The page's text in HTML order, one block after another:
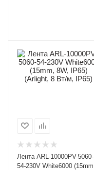
Лента ARL-10000PV-5060-
54-230V White6000 (15mm,